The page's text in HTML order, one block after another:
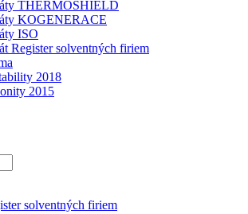
THERMOSHIELD
KOGENERACE
ISO
Register solventných firiem
2018
2015
solventných firiem